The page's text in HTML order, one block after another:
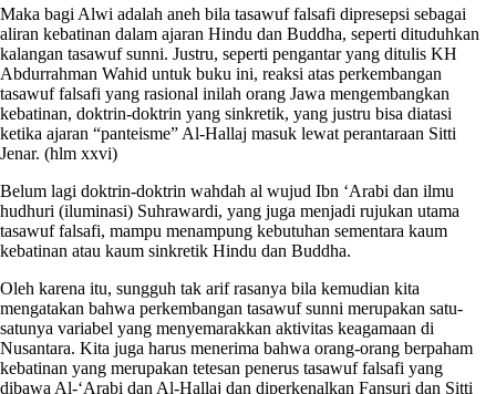
Maka bagi Alwi adalah aneh bila tasawuf falsafi dipresepsi sebagai
aliran kebatinan dalam ajaran Hindu dan Buddha, seperti dituduhkan
kalangan tasawuf sunni. Justru, seperti pengantar yang ditulis KH
Abdurrahman Wahid untuk buku ini, reaksi atas perkembangan
tasawuf falsafi yang rasional inilah orang Jawa mengembangkan
kebatinan, doktrin-doktrin yang sinkretik, yang justru bisa diatasi
ketika ajaran “panteisme” Al-Hallaj masuk lewat perantaraan Sitti
Jenar. (hlm xxvi)
Belum lagi doktrin-doktrin wahdah al wujud Ibn ‘Arabi dan ilmu
hudhuri (iluminasi) Suhrawardi, yang juga menjadi rujukan utama
tasawuf falsafi, mampu menampung kebutuhan sementara kaum
kebatinan atau kaum sinkretik Hindu dan Buddha.
Oleh karena itu, sungguh tak arif rasanya bila kemudian kita
mengatakan bahwa perkembangan tasawuf sunni merupakan satu-
satunya variabel yang menyemarakkan aktivitas keagamaan di
Nusantara. Kita juga harus menerima bahwa orang-orang berpaham
kebatinan yang merupakan tetesan penerus tasawuf falsafi yang
dibawa Al-‘Arabi dan Al-Hallaj dan diperkenalkan Fansuri dan Sitti